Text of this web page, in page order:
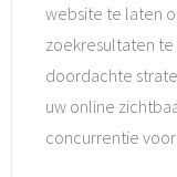
website te laten
zoekresultaten te
doordachte
uw online
concurrentie